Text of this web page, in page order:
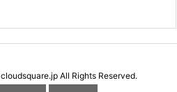
cloudsquare.jp All Rights Reserved.